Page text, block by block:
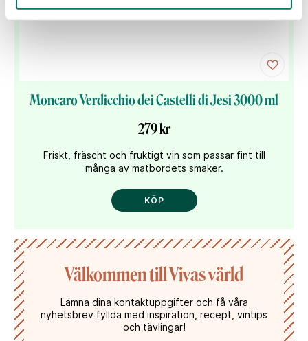
Moncaro Verdicchio dei Castelli di Jesi 3000 ml
279 kr
Friskt, fräscht och fruktigt vin som passar fint till
många av matbordets smaker.
KÖP
Välkommen till Vivas värld
Lämna dina kontaktuppgifter och få våra
nyhetsbrev fyllda med inspiration, recept, vintips
och tävlingar!